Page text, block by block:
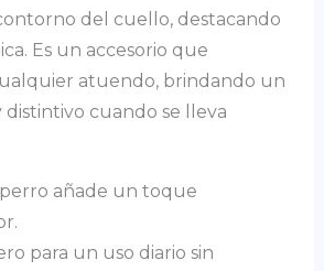
del cuello, destacando
Es un accesorio que
atuendo, brindando un
cuando se lleva
añade un toque
para un uso diario sin